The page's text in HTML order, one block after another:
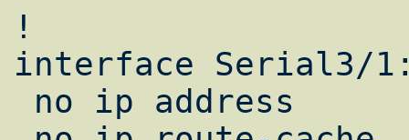
!
interface Serial3/